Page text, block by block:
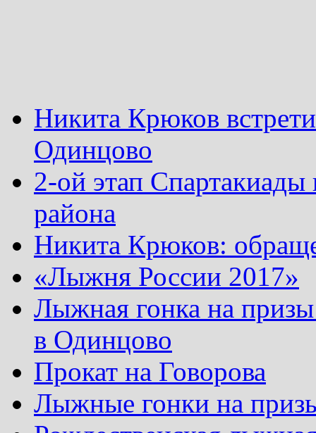
Никита Крюков
Одинцово
2-ой этап
района
Никита Крюков:
«Лыжня России 2017»
Лыжная гонка на
в Одинцово
Прокат на Говорова
Лыжные гонки на